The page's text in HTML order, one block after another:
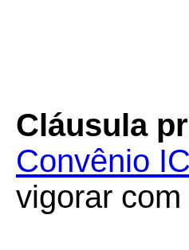
Cláusula
Convênio
vigorar